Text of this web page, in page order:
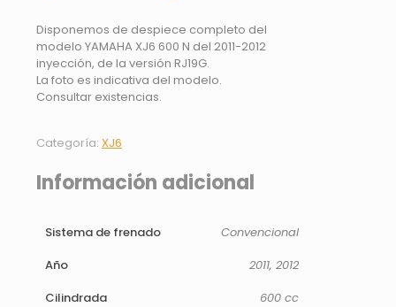
Disponemos de despiece completo del
modelo YAMAHA XJ6 600 N del 2011-2012
inyección, de la versión RJ19G.
La foto es indicativa del modelo.
Consultar existencias.
Categoría: XJ6
Información adicional
Sistema de frenado
Convencional
Año
2011, 2012
Cilindrada
600 cc